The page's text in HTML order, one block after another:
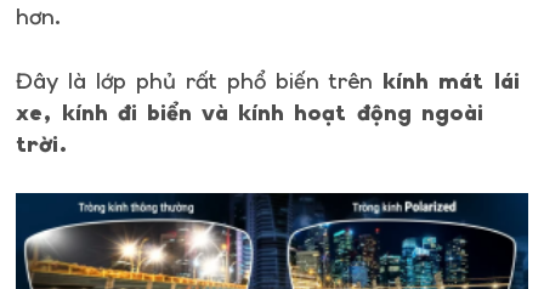
hơn.
Đây là lớp phủ rất phổ biến trên kính mát lái
xe, kính đi biển và kính hoạt động ngoài
trời.